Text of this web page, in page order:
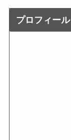
プロフィール